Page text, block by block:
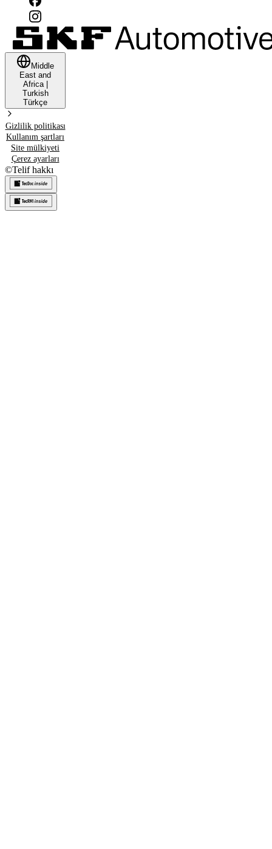
Middle
East and
Africa|
Turkish
Türkçe
Gizlilik politikası
Kullanım şartları
Site mülkiyeti
Çerez ayarları
©Telif hakkı